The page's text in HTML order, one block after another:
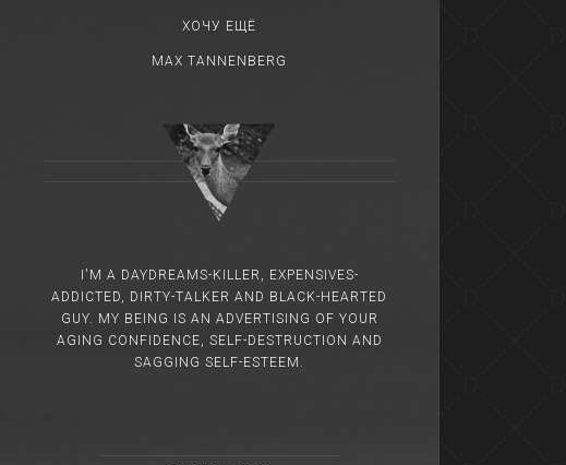
ХОЧУ ЕЩЁ
MAX TANNENBERG
I'M A DAYDREAMS-KILLER, EXPENSIVES-
ADDICTED, DIRTY-TALKER AND BLACK-HEARTED
GUY. MY BEING IS AN ADVERTISING OF YOUR
AGING CONFIDENCE, SELF-DESTRUCTION AND
SAGGING SELF-ESTEEM.